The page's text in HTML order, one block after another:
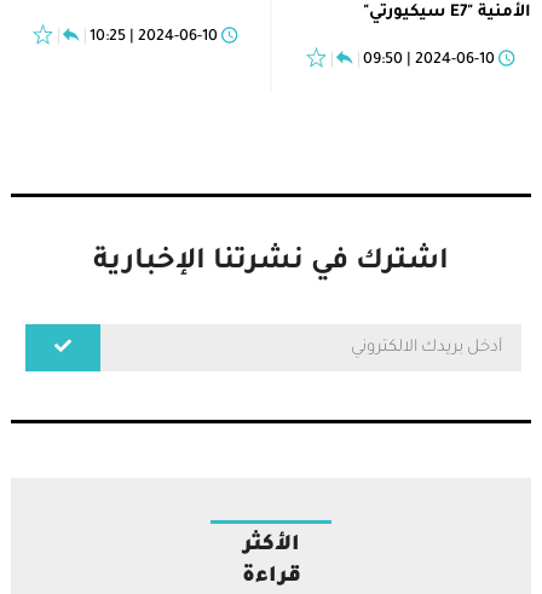
الأمنية "E7 سيكيورتي"
2024-06-10 | 09:50
2024-06-10 | 10:25
اشترك في نشرتنا الإخبارية
الأكثر
قراءة